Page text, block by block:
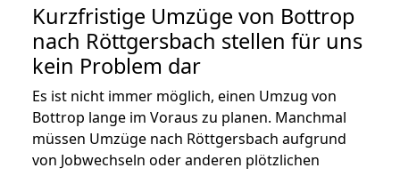
Kurzfristige Umzüge von Bottrop
nach Röttgersbach stellen für uns
kein Problem dar
Es ist nicht immer möglich, einen Umzug von
Bottrop lange im Voraus zu planen. Manchmal
müssen Umzüge nach Röttgersbach aufgrund
von Jobwechseln oder anderen plötzlichen